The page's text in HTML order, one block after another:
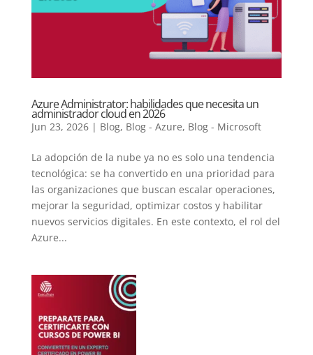
Azure Administrator: habilidades que necesita un
administrador cloud en 2026
Jun 23, 2026| Blog, Blog - Azure, Blog - Microsoft
La adopción de la nube ya no es solo una tendencia
tecnológica: se ha convertido en una prioridad para
las organizaciones que buscan escalar operaciones,
mejorar la seguridad, optimizar costos y habilitar
nuevos servicios digitales. En este contexto, el rol del
Azure...